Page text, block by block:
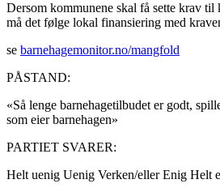
Dersom kommunene skal få sette krav til
må det følge lokal finansiering med
se barnehagemonitor.no/mangfold
PÅSTAND:
«Så lenge barnehagetilbudet er godt,
som eier barnehagen»
PARTIET SVARER:
Helt uenig Uenig Verken/ellerEnig Helt